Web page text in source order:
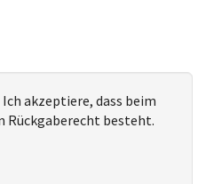
Ich akzeptiere, dass beim
Rückgaberecht besteht.